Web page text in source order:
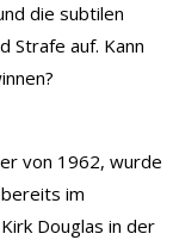
die subtilen
Strafe auf. Kann
von 1962, wurde
im
Douglas in der